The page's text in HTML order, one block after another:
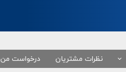
نظرات مشتریان درخواست من